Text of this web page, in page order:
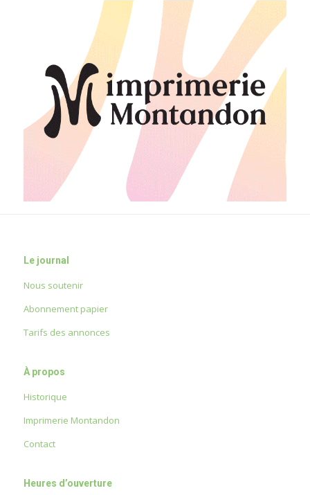
Le journal
Nous soutenir
Abonnement papier
Tarifs des annonces
À propos
Historique
Imprimerie Montandon
Contact
Heures d’ouverture